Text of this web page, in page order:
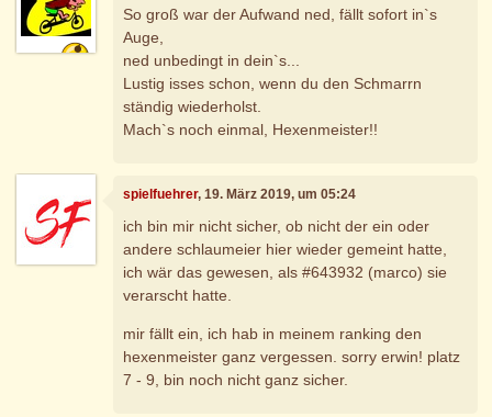
So groß war der Aufwand ned, fällt sofort in`s
Auge,
ned unbedingt in dein`s...
Lustig isses schon, wenn du den Schmarrn
ständig wiederholst.
Mach`s noch einmal, Hexenmeister!!
spielfuehrer, 19. März 2019, um 05:24
ich bin mir nicht sicher, ob nicht der ein oder
andere schlaumeier hier wieder gemeint hatte,
ich wär das gewesen, als #643932 (marco) sie
verarscht hatte.
mir fällt ein, ich hab in meinem ranking den
hexenmeister ganz vergessen. sorry erwin! platz
7 - 9, bin noch nicht ganz sicher.